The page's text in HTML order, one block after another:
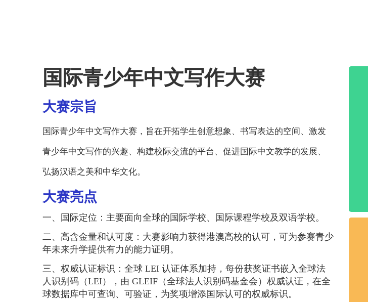
国际青少年中文写作大赛
大赛宗旨
国际青少年中文写作大赛，旨在开拓学生创意想象、书写表达的空间、激发
青少年中文写作的兴趣、构建校际交流的平台、促进国际中文教学的发展、
弘扬汉语之美和中华文化。
大赛亮点
一、国际定位：主要面向全球的国际学校、国际课程学校及双语学校。
二、高含金量和认可度：大赛影响力获得港澳高校的认可，可为参赛青少
年未来升学提供有力的能力证明。
三、权威认证标识：全球 LEI 认证体系加持，每份获奖证书嵌入全球法
人识别码（LEI），由 GLEIF（全球法人识别码基金会）权威认证，在全
球数据库中可查询、可验证，为奖项增添国际认可的权威标识。